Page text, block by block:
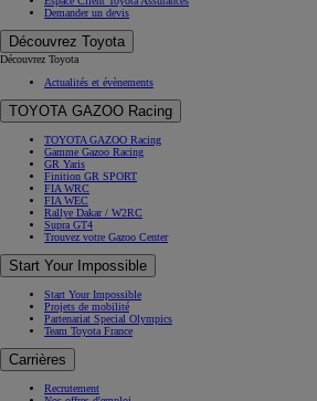
Demander un devis
Découvrez Toyota
Découvrez Toyota
Actualités et évènements
TOYOTA GAZOO Racing
TOYOTA GAZOO Racing
Gamme Gazoo Racing
GR Yaris
Finition GR SPORT
FIA WRC
FIA WEC
Rallye Dakar / W2RC
Supra GT4
Trouvez votre Gazoo Center
Start Your Impossible
Start Your Impossible
Projets de mobilité
Partenariat Special Olympics
Team Toyota France
Carrières
Recrutement